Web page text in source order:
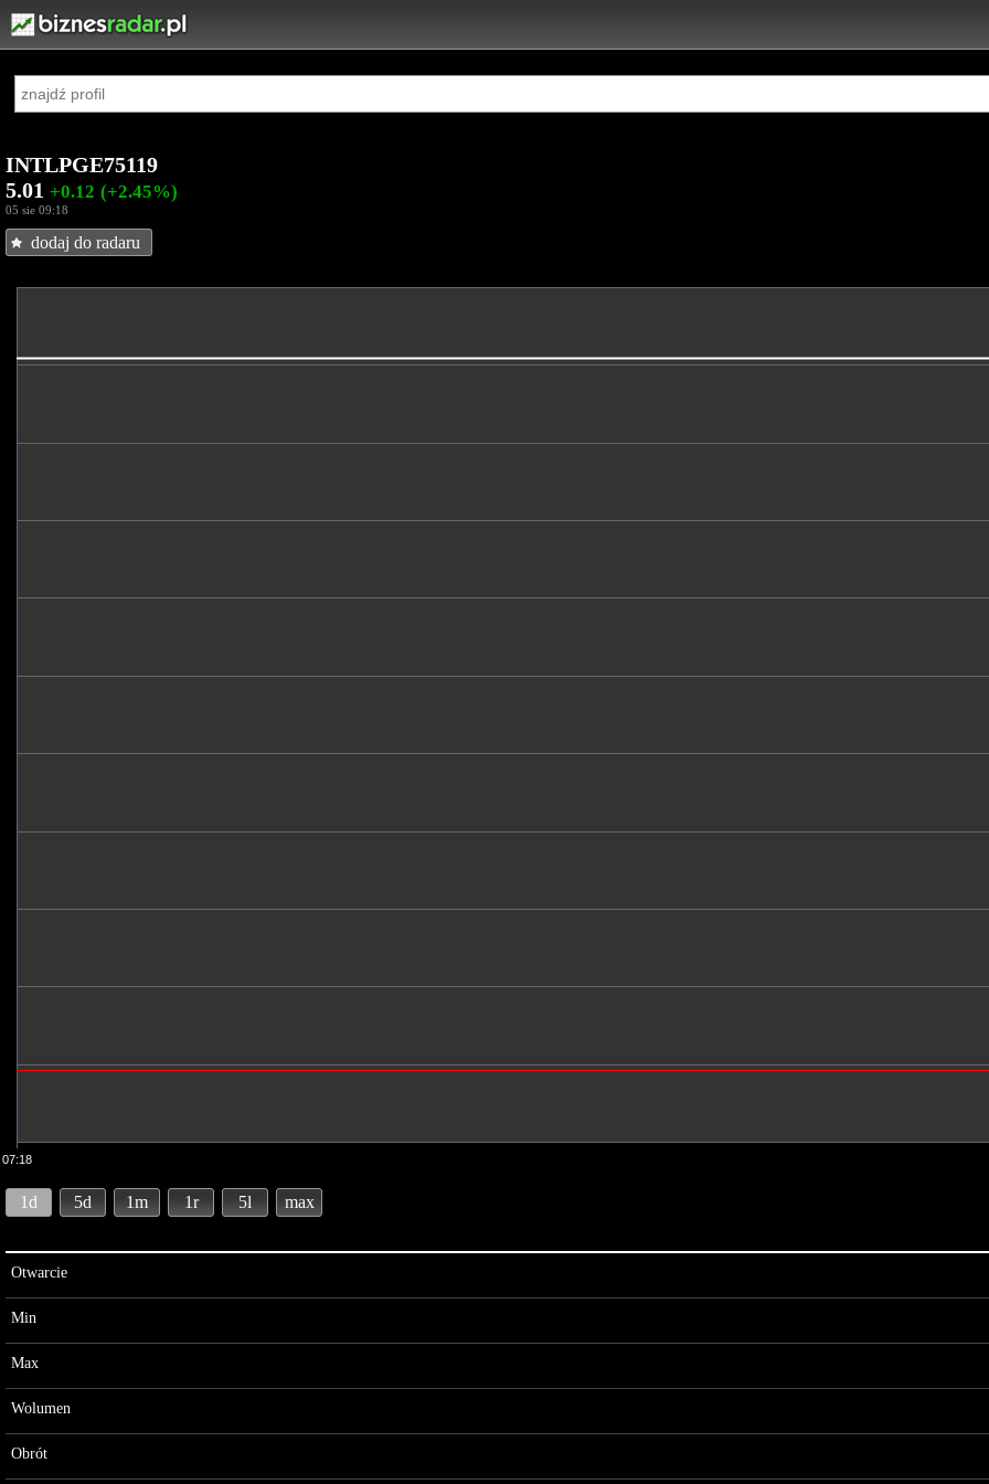
INTLPGE75119
5.01 +0.12 (+2.45%)
05 sie 09:18
dodaj do radaru
07:18
1d 5d 1m 1r 5l max
Otwarcie
Min
Max
Wolumen
Obrót